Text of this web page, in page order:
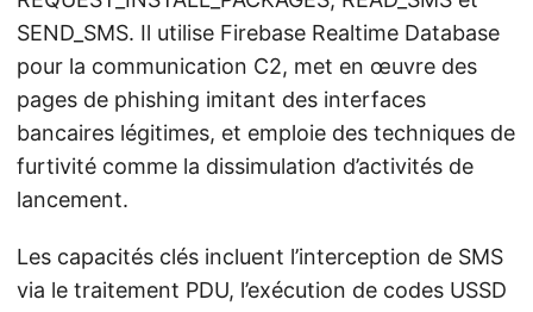
SEND_SMS. Il utilise Firebase Realtime Database
pour la communication C2, met en œuvre des
pages de phishing imitant des interfaces
bancaires légitimes, et emploie des techniques de
furtivité comme la dissimulation d’activités de
lancement.
Les capacités clés incluent l’interception de SMS
via le traitement PDU, l’exécution de codes USSD